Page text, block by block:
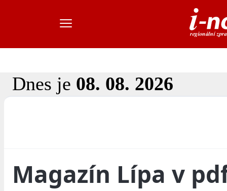
Dnes je 08. 08. 2026
Magazín Lípa v